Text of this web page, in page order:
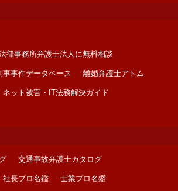
律事務所弁護士法人に無料相談
事事件データベース 離婚弁護士アトム
ネット被害・IT法務解決ガイド
交通事故弁護士カタログ
社長プロ名鑑 士業プロ名鑑